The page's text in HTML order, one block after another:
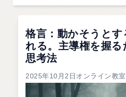
格言：動かそうとす
れる。主導権を握る
思考法
2025年10月2日オンライン教室